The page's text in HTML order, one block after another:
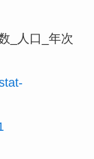
_人口_年次